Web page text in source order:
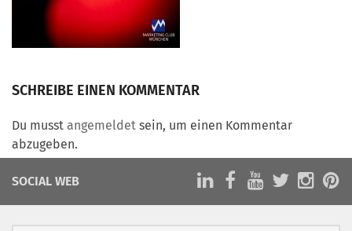
Marketing Pioniere
Arbeitsgruppen
Partnerschaften
Bundesverband Marketing Clubs
MARKETING PIONIERE
SCHREIBE EINEN KOMMENTAR
Du musst angemeldet sein, um einen Kommentar
abzugeben.
SOCIAL WEB